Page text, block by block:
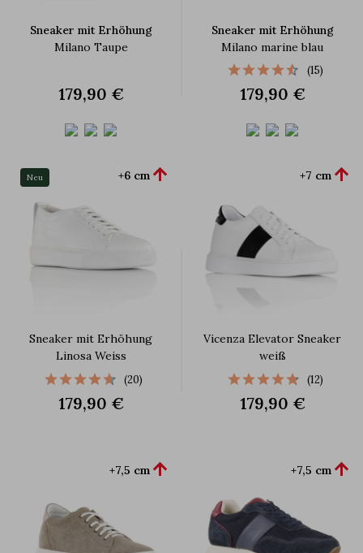
Sneaker mit Erhöhung
Milano Taupe
179,90 €
Sneaker mit Erhöhung
Milano marine blau
(15)
179,90 €
Neu
Sneaker mit Erhöhung
Linosa Weiss
+6 cm 
(20)
179,90 €
Vicenza Elevator Sneaker
weiß
+7 cm 
(12)
179,90 €
+7,5 cm  +7,5 cm 